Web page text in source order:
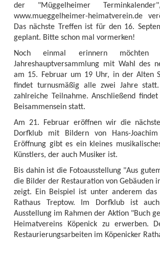
der "Müggelheimer
www.mueggelheimer-heimatverein.de
Das nächste Treffen ist für den 16.
geplant. Bitte schon mal vormerken!
Noch einmal erinnern
Jahreshauptversammlung mit Wahl des
am 15. Februar um 19 Uhr, in der Alten
findet turnusmäßig alle zwei Jahre
zahlreiche Teilnahme. Anschließend
Beisammensein statt.
Am 21. Februar eröffnen wir die
Dorfklub mit Bildern von Hans-
Eröffnung gibt es ein kleines
Künstlers, der auch Musiker ist.
Bis dahin ist die Fotoausstellung "Aus
die Bilder der Restauration von Gebäuden
zeigt. Ein Beispiel ist unter anderem das
Rathaus Treptow. Im Dorfklub ist
Ausstellung im Rahmen der Aktion "Buch
Heimatvereins Köpenick zu erwerben.
Restaurierungsarbeiten im Köpenicker